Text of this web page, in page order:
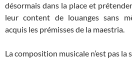
désormais dans la place et
leur content de louanges sans
acquis les prémisses de la maestria.
La composition musicale n’est pas la